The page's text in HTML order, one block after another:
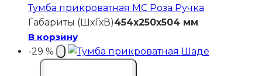
Тумба прикроватная МС Роза Ручка
Габариты (ШхГхВ)454x250x504 мм
В корзину
-29 %